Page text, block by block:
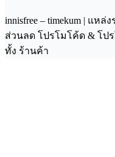
innisfree – timekum | แห
ส่วนลด โปรโมโค้ด & โ
ทั้ง ร้านค้า